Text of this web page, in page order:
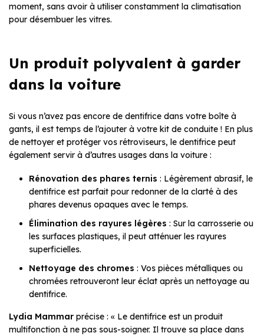
moment, sans avoir à utiliser constamment la climatisation
pour désembuer les vitres.
Un produit polyvalent à garder
dans la voiture
Si vous n’avez pas encore de dentifrice dans votre boîte à
gants, il est temps de l’ajouter à votre kit de conduite ! En plus
de nettoyer et protéger vos rétroviseurs, le dentifrice peut
également servir à d’autres usages dans la voiture :
Rénovation des phares ternis : Légèrement abrasif, le
dentifrice est parfait pour redonner de la clarté à des
phares devenus opaques avec le temps.
Élimination des rayures légères : Sur la carrosserie ou
les surfaces plastiques, il peut atténuer les rayures
superficielles.
Nettoyage des chromes : Vos pièces métalliques ou
chromées retrouveront leur éclat après un nettoyage au
dentifrice.
Lydia Mammar précise : « Le dentifrice est un produit
multifonction à ne pas sous-soigner. Il trouve sa place dans